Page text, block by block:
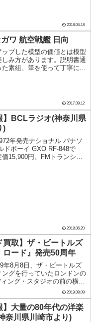
2018.04.18
ワ 航空戦艦 日向
プした模型の価値とは模型
しみ方があります。説明書通
素組、筆を使って丁寧に塗
2017.09.12
】BCLラジオ(神奈川県
)
年発売ナショナル パナソ
ドボーイ GXO RF-848で
15,900円。FMトランシー
2018.06.20
買取】ザ・ビートルズ
ロード』発売50周年
年8月8日、ザ・ビートルズ
ングを行っていたロンドンの
ング・スタジオの前の横断
ー4人が渡っている写真撮影
れが『アビイ・ロード』のジ
として使われました。アビ
2019.08.09
】大量の80年代の洋楽
奈川県川崎市より)